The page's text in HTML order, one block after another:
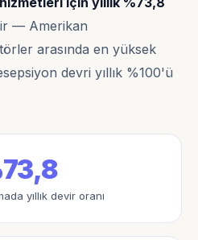
— Amerikan
arasında en yüksek
devri yıllık %100'ü
yıllık devir oranı